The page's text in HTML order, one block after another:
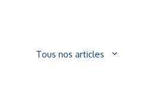
Tous nos articles